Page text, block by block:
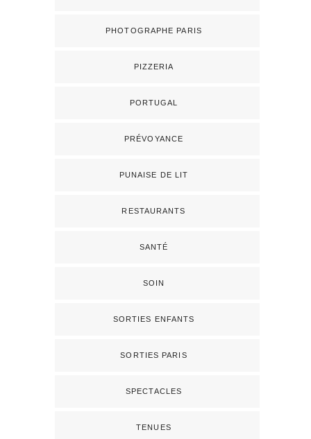
PHOTOGRAPHE PARIS
PIZZERIA
PORTUGAL
PRÉVOYANCE
PUNAISE DE LIT
RESTAURANTS
SANTÉ
SOIN
SORTIES ENFANTS
SORTIES PARIS
SPECTACLES
TENUES